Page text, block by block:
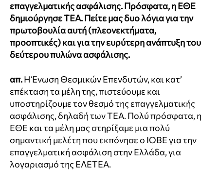
επαγγελματικής ασφάλισης. Πρόσφατα, η ΕΘΕ
δημιούργησε ΤΕΑ. Πείτε μας δυο λόγια για την
πρωτοβουλία αυτή (πλεονεκτήματα,
προοπτικές) και για την ευρύτερη ανάπτυξη του
δεύτερου πυλώνα ασφάλισης.
απ.Η Ένωση Θεσμικών Επενδυτών, και κατ’
επέκταση τα μέλη της, πιστεύουμε και
υποστηρίζουμε τον θεσμό της επαγγελματικής
ασφάλισης, δηλαδή των ΤΕΑ. Πολύ πρόσφατα, η
ΕΘΕ και τα μέλη μας στηρίξαμε μια πολύ
σημαντική μελέτη που εκπόνησε ο ΙΟΒΕ για την
επαγγελματική ασφάλιση στην Ελλάδα, για
λογαριασμό της ΕΛΕΤΕΑ.